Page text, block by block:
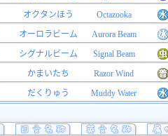
オクタンほう
Octazooka
オーロラビーム
Aurora Beam
シグナルビーム
Signal Beam
かまいたち
Razor Wind
だくりゅう Muddy Water